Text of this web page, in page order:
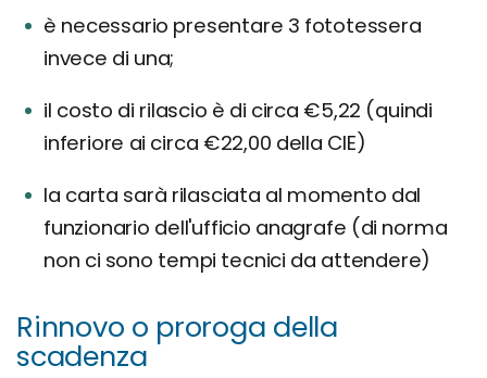
è necessario presentare 3 fototessera
invece di una;
il costo di rilascio è di circa €5,22 (quindi
inferiore ai circa €22,00 della CIE)
la carta sarà rilasciata al momento dal
funzionario dell'ufficio anagrafe (di norma
non ci sono tempi tecnici da attendere)
Rinnovo o proroga della
scadenza